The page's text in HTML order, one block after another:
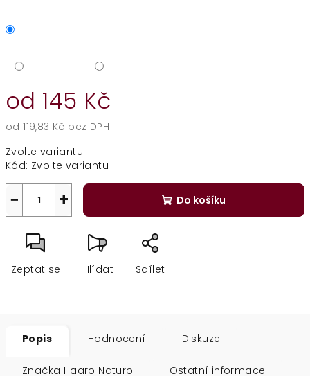
od 145 Kč
od119,83 Kč bez DPH
cena:
Zvolte variantu
Kód: Zvolte variantu
+
− Do košíku
Zeptat se Hlídat Sdílet
Popis Hodnocení Diskuze
Značka Haaro Naturo Ostatní informace